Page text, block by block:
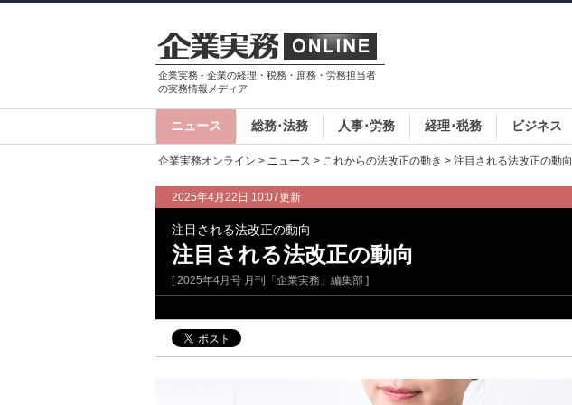
企業実務 - 企業の経理・税務・庶務・労務担当者
の実務情報メディア
ニュース 総務･法務 人事･労務 経理･税務 ビジネス
企業実務オンライン > ニュース > これからの法改正の動き > 注目される法改正の動向
2025年4月22日 10:07更新
注目される法改正の動向
注目される法改正の動向
[ 2025年4月号 月刊「企業実務」編集部 ]